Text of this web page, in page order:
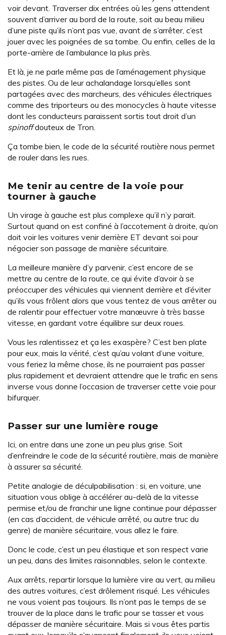
voir devant. Traverser dix entrées où les gens attendent
souvent d’arriver au bord de la route, soit au beau milieu
d’une piste qu’ils n’ont pas vue, avant de s’arrêter, c’est
jouer avec les poignées de sa tombe. Ou enfin, celles de la
porte-arrière de l’ambulance la plus près.
Et là, je ne parle même pas de l’aménagement physique
des pistes. Ou de leur achalandage lorsqu’elles sont
partagées avec des marcheurs, des véhicules électriques
comme des triporteurs ou des monocycles à haute vitesse
dont les conducteurs paraissent sortis tout droit d’un
spinoffdouteux de Tron.
Ça tombe bien, le code de la sécurité routière nous permet
de rouler dans les rues.
Me tenir au centre de la voie pour
tourner à gauche
Un virage à gauche est plus complexe qu’il n’y parait.
Surtout quand on est confiné à l’accotement à droite, qu’on
doit voir les voitures venir derrière ET devant soi pour
négocier son passage de manière sécuritaire.
La meilleure manière d’y parvenir, c’est encore de se
mettre au centre de la route, ce qui évite d’avoir à se
préoccuper des véhicules qui viennent derrière et d’éviter
qu’ils vous frôlent alors que vous tentez de vous arrêter ou
de ralentir pour effectuer votre manœuvre à très basse
vitesse, en gardant votre équilibre sur deux roues.
Vous les ralentissez et ça les exaspère? C’est ben plate
pour eux, mais la vérité, c’est qu’au volant d’une voiture,
vous feriez la même chose, ils ne pourraient pas passer
plus rapidement et devraient attendre que le trafic en sens
inverse vous donne l’occasion de traverser cette voie pour
bifurquer.
Passer sur une lumière rouge
Ici, on entre dans une zone un peu plus grise. Soit
d’enfreindre le code de la sécurité routière, mais de manière
à assurer sa sécurité.
Petite analogie de déculpabilisation : si, en voiture, une
situation vous oblige à accélérer au-delà de la vitesse
permise et/ou de franchir une ligne continue pour dépasser
(en cas d’accident, de véhicule arrêté, ou autre truc du
genre) de manière sécuritaire, vous allez le faire.
Donc le code, c’est un peu élastique et son respect varie
un peu, dans des limites raisonnables, selon le contexte.
Aux arrêts, repartir lorsque la lumière vire au vert, au milieu
des autres voitures, c’est drôlement risqué. Les véhicules
ne vous voient pas toujours. Ils n’ont pas le temps de se
trouver de la place dans le trafic pour se tasser et vous
dépasser de manière sécuritaire. Mais si vous êtes partis